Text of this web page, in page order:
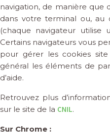
navigation, de manière que
dans votre terminal ou, au
(chaque navigateur utilise
Certains navigateurs vous
pour gérer les cookies
général les éléments de
d’aide.
Retrouvez plus
sur le site de la CNIL.
Sur Chrome :